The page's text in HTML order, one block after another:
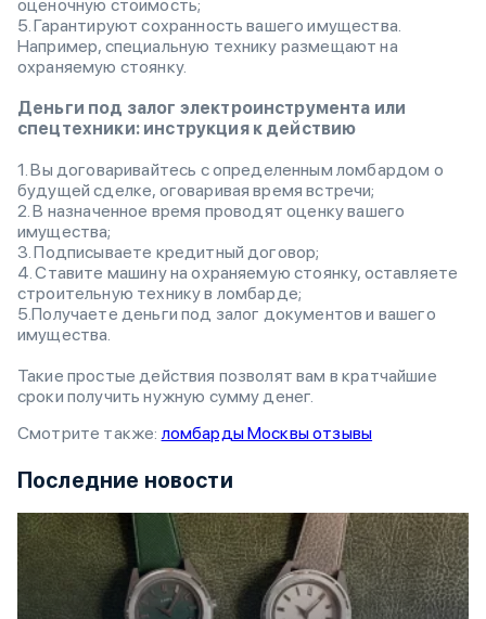
оценочную стоимость;
5. Гарантируют сохранность вашего имущества.
Например, специальную технику размещают на
охраняемую стоянку.
Деньги под залог электроинструмента или
спецтехники: инструкция к действию
1. Вы договаривайтесь с определенным ломбардом о
будущей сделке, оговаривая время встречи;
2. В назначенное время проводят оценку вашего
имущества;
3. Подписываете кредитный договор;
4. Ставите машину на охраняемую стоянку, оставляете
строительную технику в ломбарде;
5.Получаете деньги под залог документов и вашего
имущества.
Такие простые действия позволят вам в кратчайшие
сроки получить нужную сумму денег.
Смотрите также: ломбарды Москвы отзывы
Последние новости